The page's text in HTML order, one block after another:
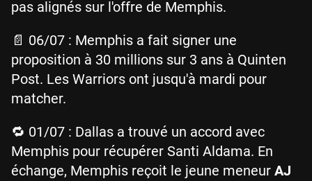
pas alignés sur l'offre de Memphis.
📄 06/07 : Memphis a fait signer une
proposition à 30 millions sur 3 ans à Quinten
Post. Les Warriors ont jusqu'à mardi pour
matcher.
🔁 01/07 : Dallas a trouvé un accord avec
Memphis pour récupérer Santi Aldama. En
échange, Memphis reçoit le jeune meneur AJ